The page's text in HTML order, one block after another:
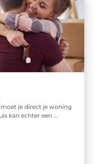
je direct je woning
kan echter een ...